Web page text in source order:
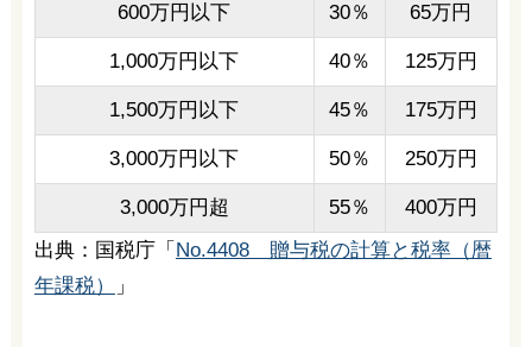
600万円以下 30％ 65万円
1,000万円以下 40％ 125万円
1,500万円以下 45％ 175万円
3,000万円以下 50％ 250万円
3,000万円超 55％
400万円
出典：国税庁「 No.4408 贈与税の計算と税率（暦
年課税）
」